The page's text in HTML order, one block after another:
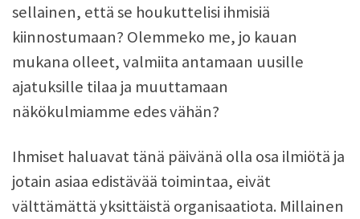
sellainen, että se houkuttelisi ihmisiä
kiinnostumaan? Olemmeko me, jo kauan
mukana olleet, valmiita antamaan uusille
ajatuksille tilaa ja muuttamaan
näkökulmiamme edes vähän?
Ihmiset haluavat tänä päivänä olla osa ilmiötä ja
jotain asiaa edistävää toimintaa, eivät
välttämättä yksittäistä organisaatiota. Millainen